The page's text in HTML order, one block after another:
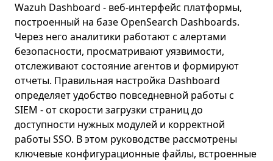
Wazuh Dashboard - веб-интерфейс платформы,
построенный на базе OpenSearch Dashboards.
Через него аналитики работают с алертами
безопасности, просматривают уязвимости,
отслеживают состояние агентов и формируют
отчеты. Правильная настройка Dashboard
определяет удобство повседневной работы с
SIEM - от скорости загрузки страниц до
доступности нужных модулей и корректной
работы SSO. В этом руководстве рассмотрены
ключевые конфигурационные файлы, встроенные